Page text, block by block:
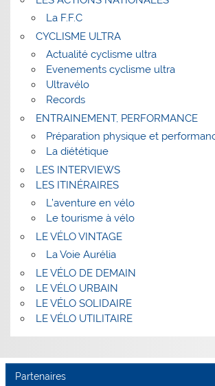
La F.F.C
CYCLISME ULTRA
Actualité cyclisme ultra
Evenements cyclisme ultra
Ultravélo
Records
ENTRAINEMENT, PERFORMANCE
Préparation physique et
La diététique
LES INTERVIEWS
LES ITINÉRAIRES
L’aventure en vélo
Le tourisme à vélo
LE VÉLO VINTAGE
La Voie Aurélia
LE VÉLO DE DEMAIN
LE VÉLO URBAIN
LE VÉLO SOLIDAIRE
LE VÉLO UTILITAIRE
Partenaires